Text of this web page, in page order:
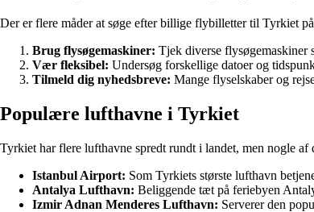
Der er flere måder at søge efter billige flybilletter til Tyrkiet
Brug flysøgemaskiner: Tjek diverse flysøgemaskiner
Vær fleksibel: Undersøg forskellige datoer og
Tilmeld dig nyhedsbreve: Mange flyselskaber og
Populære lufthavne i Tyrkiet
Tyrkiet har flere lufthavne spredt rundt i landet, men nogle
Istanbul Airport: Som Tyrkiets største lufthavn
Antalya Lufthavn: Beliggende tæt på feriebyen
Izmir Adnan Menderes Lufthavn: Serverer den